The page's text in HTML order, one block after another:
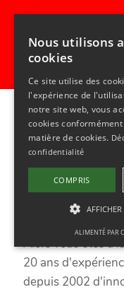
Traduit avec
Toutes les
cordialement
Vous
Alors vous êtes à
20 ans
depuis 2002
Nous utilisons
cookies
Ce site utilise des
l'expérience de
notre site web, vous
cookies
matière de cookies.
confidentialité
COMPRIS
ALIMENTÉ PAR